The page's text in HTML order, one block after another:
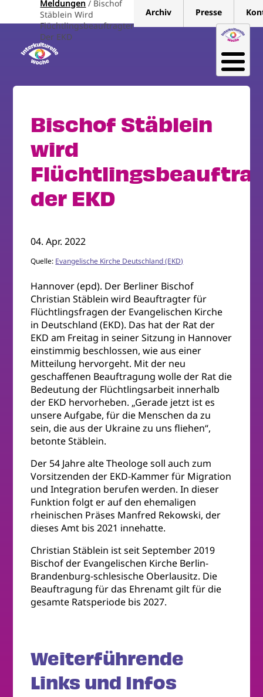
Meldungen
Bischof
Stäblein Wird
Flüchtlingsbeauftragter
Der EKD
Archiv Presse
Bischof Stäblein
wird
der EKD
04. Apr. 2022
Quelle: Evangelische Kirche Deutschland (EKD)
Hannover (epd). Der Berliner Bischof
Christian Stäblein wird Beauftragter für
Flüchtlingsfragen der Evangelischen Kirche
in Deutschland (EKD). Das hat der Rat der
EKD am Freitag in seiner Sitzung in Hannover
einstimmig beschlossen, wie aus einer
Mitteilung hervorgeht. Mit der neu
geschaffenen Beauftragung wolle der Rat die
Bedeutung der Flüchtlingsarbeit innerhalb
der EKD hervorheben. „Gerade jetzt ist es
unsere Aufgabe, für die Menschen da zu
sein, die aus der Ukraine zu uns fliehen“,
betonte Stäblein.
Der 54 Jahre alte Theologe soll auch zum
Vorsitzenden der EKD-Kammer für Migration
und Integration berufen werden. In dieser
Funktion folgt er auf den ehemaligen
rheinischen Präses Manfred Rekowski, der
dieses Amt bis 2021 innehatte.
Christian Stäblein ist seit September 2019
Bischof der Evangelischen Kirche Berlin-
Brandenburg-schlesische Oberlausitz. Die
Beauftragung für das Ehrenamt gilt für die
gesamte Ratsperiode bis 2027.
Weiterführende
Links und Infos